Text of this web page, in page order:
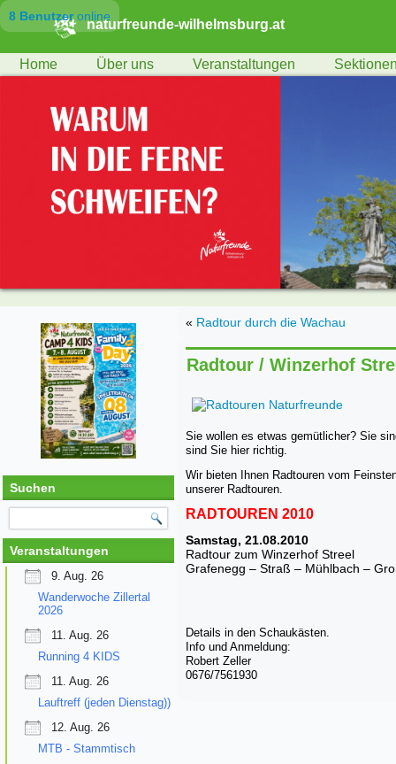
8 Benutzeronline
naturfreunde-wilhelmsburg.at
Home Über uns Veranstaltungen
Suchen
Veranstaltungen
9. Aug. 26
Wanderwoche Zillertal
2026
11. Aug. 26
Running 4 KIDS
11. Aug. 26
Lauftreff (jeden Dienstag))
12. Aug. 26
MTB - Stammtisch
« Radtour durch die Wachau
Radtour / Winzerhof
Sie wollen es etwas gemütlicher? Sie
sind Sie hier richtig.
Wir bieten Ihnen Radtouren vom
unserer Radtouren.
RADTOUREN 2010
Samstag, 21.08.2010
Radtour zum Winzerhof Streel
Grafenegg – Straß – Mühlbach –
Details in den Schaukästen.
Info und Anmeldung:
Robert Zeller
0676/7561930